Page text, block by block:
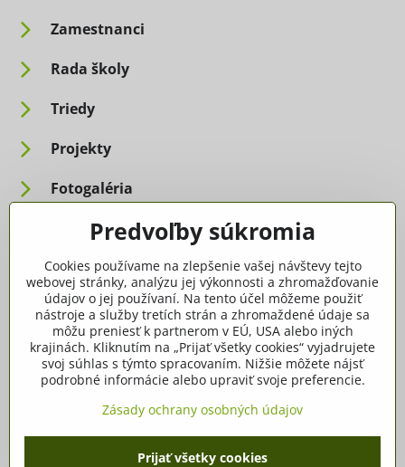
Zamestnanci
Rada školy
Triedy
Projekty
Fotogaléria
Informácie pre rodičov
Dôležité informácie
Ako spracúvame osobné údaje
Tlačivá, dokumenty
©2026Copyright
Predvoľby súkromia
Cookies používame na zlepšenie vašej návštevy tejto
webovej stránky, analýzu jej výkonnosti a zhromažďovanie
údajov o jej používaní. Na tento účel môžeme použiť
nástroje a služby tretích strán a zhromaždené údaje sa
môžu preniesť k partnerom v EÚ, USA alebo iných
krajinách. Kliknutím na „Prijať všetky cookies“ vyjadrujete
svoj súhlas s týmto spracovaním. Nižšie môžete nájsť
podrobné informácie alebo upraviť svoje preferencie.
Zásady ochrany osobných údajov
Prijať všetky cookies